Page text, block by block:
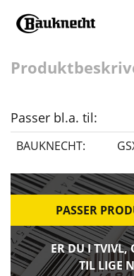
Passer bl.a. til:
BAUKNECHT:
PASSER
ER DU I TVIVL,
TIL LIGE